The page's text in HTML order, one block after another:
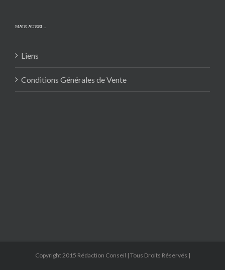
MAIS AUSSI …
Liens
Conditions Générales de Vente
Copyright 2015 Rédaction Conseil | Tous Droits Réservés |